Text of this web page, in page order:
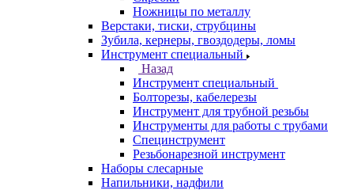
Ножницы по металлу
Верстаки, тиски, струбцины
Зубила, кернеры, гвоздодеры, ломы
Инструмент специальный
Назад
Инструмент специальный
Болторезы, кабелерезы
Инструмент для трубной резьбы
Инструменты для работы с трубами
Специнструмент
Резьбонарезной инструмент
Наборы слесарные
Напильники, надфили